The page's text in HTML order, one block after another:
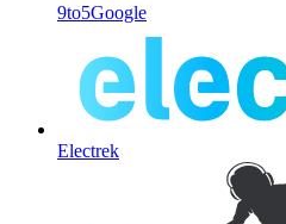
9to5Google
Electrek